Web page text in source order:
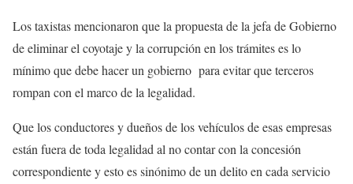
Los taxistas mencionaron que la propuesta de la jefa de Gobierno
de eliminar el coyotaje y la corrupción en los trámites es lo
mínimo que debe hacer un gobierno para evitar que terceros
rompan con el marco de la legalidad.
Que los conductores y dueños de los vehículos de esas empresas
están fuera de toda legalidad al no contar con la concesión
correspondiente y esto es sinónimo de un delito en cada servicio